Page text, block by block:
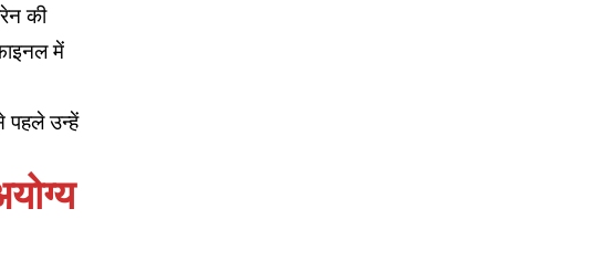
की
में
पहले उन्हें